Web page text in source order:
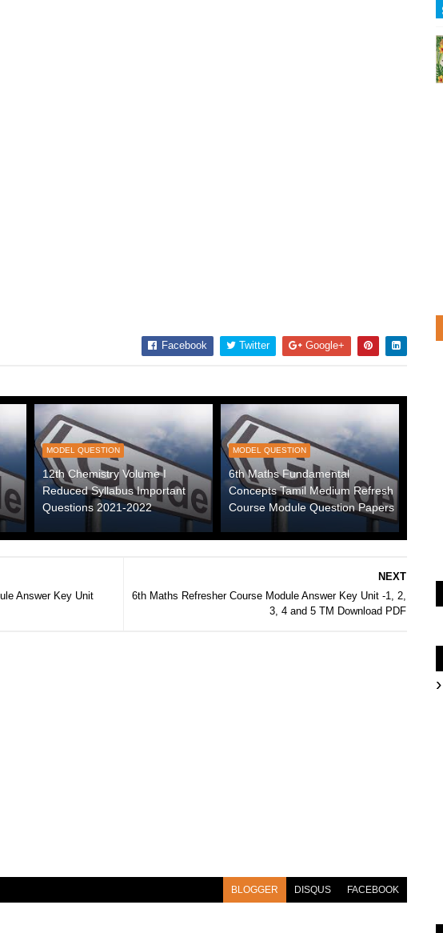
Facebook Twitter Google+
MODEL QUESTION
12th Chemistry Volume I
Reduced Syllabus Important
Questions 2021-2022
MODEL QUESTION
6th Maths Fundamental
Concepts Tamil Medium Refresh
Course Module Question Papers
NEXT
6th Maths Refresher Course Module Answer Key Unit -1, 2,
3, 4 and 5 TM Download PDF
Answer Key Unit
BLOGGER DISQUS FACEBOOK